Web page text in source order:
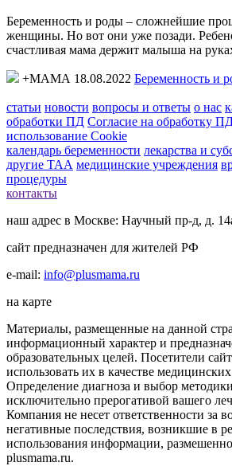
Беременность и роды – сложнейшие
женщины. Но вот они уже позади.
счастливая мама держит малыша на
+МАМА 18.08.2022 Беременность и
статьи новости вопросы и ответы о нас
обработки ПД Согласие на обработку
использование Cookie
календарь беременности лекарства и
другие ТАА медицинские учреждения
процедуры
контакты
наш адрес в Москве: Научный пр-д, д.
сайт предназначен для жителей РФ
e-mail: info@plusmama.ru
на карте
Материалы, размещенные на данной
информационный характер и
образовательных целей. Посетители
использовать их в качестве
Определение диагноза и выбор
исключительно прерогативой вашего
Компания не несет ответственности за
негативные последствия, возникшие в
использования информации,
plusmama.ru.